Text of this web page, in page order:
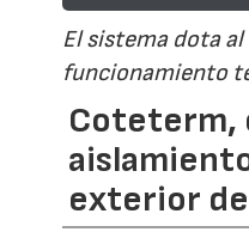
El sistema dota
funcionamiento
Coteterm,
exterior